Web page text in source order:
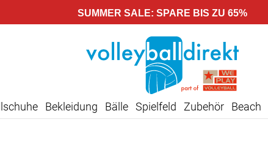
SUMMER SALE: SPARE BIS ZU 65%
Bekleidung Bälle Spielfeld Zubehör Beach